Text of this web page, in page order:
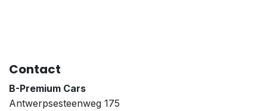
Contact
B-Premium Cars
Antwerpsesteenweg 175